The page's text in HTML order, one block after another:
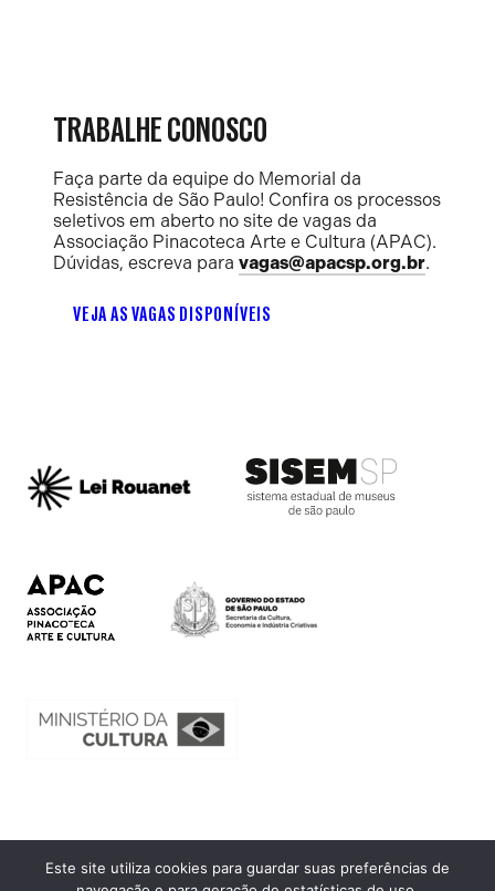
TRABALHE CONOSCO
Faça parte da equipe do Memorial da
Resistência de São Paulo! Confira os processos
seletivos em aberto no site de vagas da
Associação Pinacoteca Arte e Cultura (APAC).
Dúvidas, escreva para vagas@apacsp.org.br.
VEJA AS VAGAS DISPONÍVEIS
Ouvidoria
Este site utiliza cookies para guardar suas preferências de